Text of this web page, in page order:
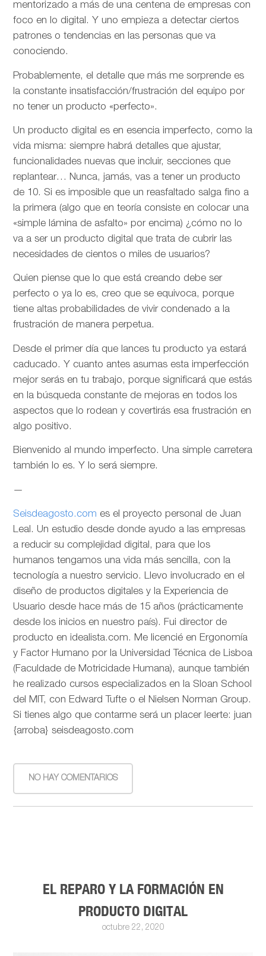
mentorizado a más de una centena de empresas con
foco en lo digital. Y uno empieza a detectar ciertos
patrones o tendencias en las personas que va
conociendo.
Probablemente, el detalle que más me sorprende es
la constante insatisfacción/frustración del equipo por
no tener un producto «perfecto».
Un producto digital es en esencia imperfecto, como la
vida misma: siempre habrá detalles que ajustar,
funcionalidades nuevas que incluir, secciones que
replantear… Nunca, jamás, vas a tener un producto
de 10. Si es imposible que un reasfaltado salga fino a
la primera (algo que en teoría consiste en colocar una
«simple lámina de asfalto» por encima) ¿cómo no lo
va a ser un producto digital que trata de cubrir las
necesidades de cientos o miles de usuarios?
Quien piense que lo que está creando debe ser
perfecto o ya lo es, creo que se equivoca, porque
tiene altas probabilidades de vivir condenado a la
frustración de manera perpetua.
Desde el primer día que lances tu producto ya estará
caducado. Y cuanto antes asumas esta imperfección
mejor serás en tu trabajo, porque significará que estás
en la búsqueda constante de mejoras en todos los
aspectos que lo rodean y covertirás esa frustración en
algo positivo.
Bienvenido al mundo imperfecto. Una simple carretera
también lo es. Y lo será siempre.
—
Seisdeagosto.com es el proyecto personal de Juan
Leal. Un estudio desde donde ayudo a las empresas
a reducir su complejidad digital, para que los
humanos tengamos una vida más sencilla, con la
tecnología a nuestro servicio. Llevo involucrado en el
diseño de productos digitales y la Experiencia de
Usuario desde hace más de 15 años (prácticamente
desde los inicios en nuestro país). Fui director de
producto en idealista.com. Me licencié en Ergonomía
y Factor Humano por la Universidad Técnica de Lisboa
(Faculdade de Motricidade Humana), aunque también
he realizado cursos especializados en la Sloan School
del MIT, con Edward Tufte o el Nielsen Norman Group.
Si tienes algo que contarme será un placer leerte: juan
{arroba} seisdeagosto.com
NO HAY COMENTARIOS
EL REPARO Y LA FORMACIÓN EN
PRODUCTO DIGITAL
octubre 22, 2020